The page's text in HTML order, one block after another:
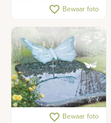
Klassiek Art Deco
grafmonument licht
natuursteen
favorite_border Bewaar foto
Kindergraf met glazen
favorite_border Bewaar foto